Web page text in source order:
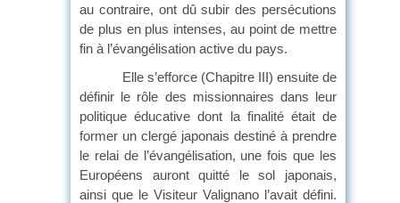
au contraire, ont dû subir des persécutions
de plus en plus intenses, au point de mettre
fin à l’évangélisation active du pays.
Elle s’efforce (Chapitre III) ensuite de
définir le rôle des missionnaires dans leur
politique éducative dont la finalité était de
former un clergé japonais destiné à prendre
le relai de l’évangélisation, une fois que les
Européens auront quitté le sol japonais,
ainsi que le Visiteur Valignano l’avait défini.